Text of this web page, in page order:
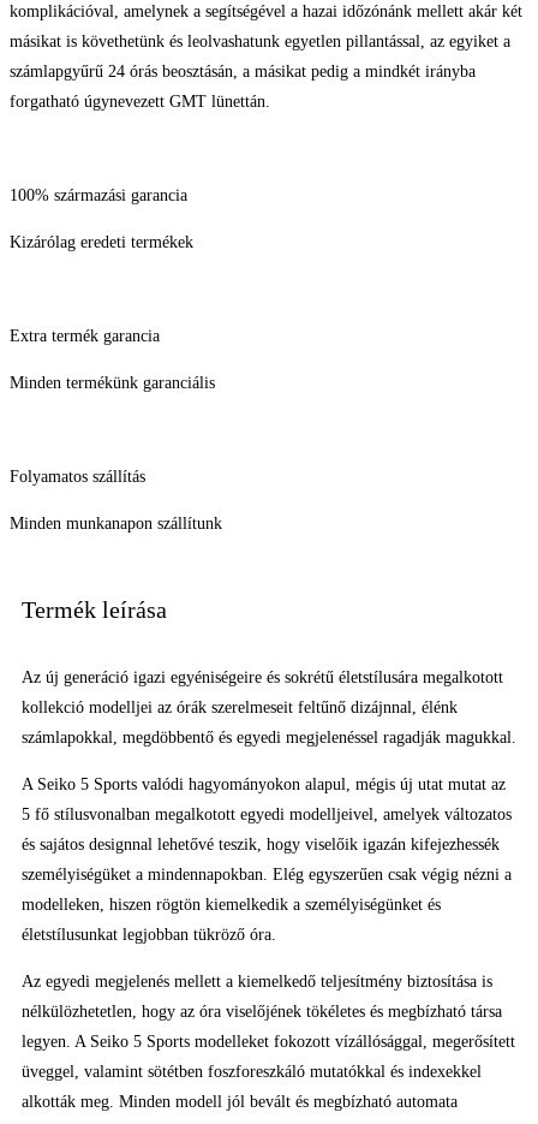
komplikációval, amelynek a segítségével a hazai időzónánk mellett akár két
másikat is követhetünk és leolvashatunk egyetlen pillantással, az egyiket a
számlapgyűrű 24 órás beosztásán, a másikat pedig a mindkét irányba
forgatható úgynevezett GMT lünettán.
100% származási garancia
Kizárólag eredeti termékek
Extra termék garancia
Minden termékünk garanciális
Folyamatos szállítás
Minden munkanapon szállítunk
Termék leírása
Az új generáció igazi egyéniségeire és sokrétű életstílusára megalkotott
kollekció modelljei az órák szerelmeseit feltűnő dizájnnal, élénk
számlapokkal, megdöbbentő és egyedi megjelenéssel ragadják magukkal.
A Seiko 5 Sports valódi hagyományokon alapul, mégis új utat mutat az
5 fő stílusvonalban megalkotott egyedi modelljeivel, amelyek változatos
és sajátos designnal lehetővé teszik, hogy viselőik igazán kifejezhessék
személyiségüket a mindennapokban. Elég egyszerűen csak végig nézni a
modelleken, hiszen rögtön kiemelkedik a személyiségünket és
életstílusunkat legjobban tükröző óra.
Az egyedi megjelenés mellett a kiemelkedő teljesítmény biztosítása is
nélkülözhetetlen, hogy az óra viselőjének tökéletes és megbízható társa
legyen. A Seiko 5 Sports modelleket fokozott vízállósággal, megerősített
üveggel, valamint sötétben foszforeszkáló mutatókkal és indexekkel
alkották meg. Minden modell jól bevált és megbízható automata